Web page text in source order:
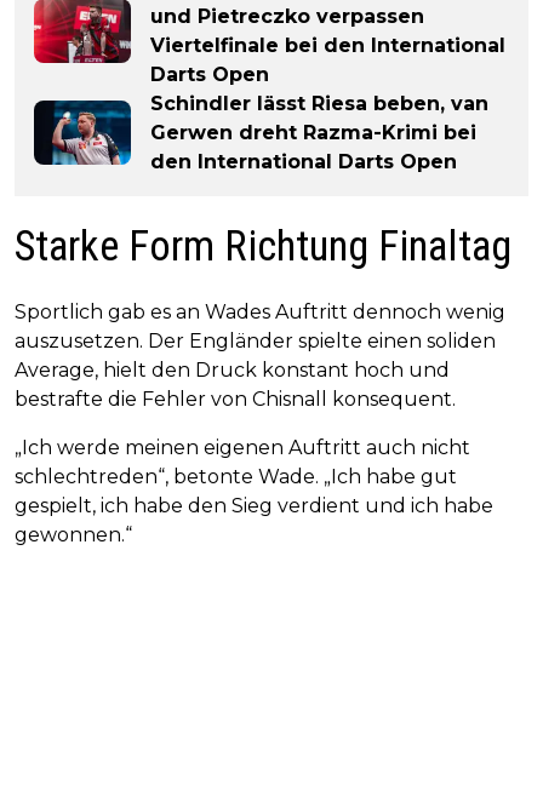
und Pietreczko verpassen
Viertelfinale bei den International
Darts Open
Schindler lässt Riesa beben, van
Gerwen dreht Razma-Krimi bei
den International Darts Open
Starke Form Richtung Finaltag
Sportlich gab es an Wades Auftritt dennoch wenig
auszusetzen. Der Engländer spielte einen soliden
Average, hielt den Druck konstant hoch und
bestrafte die Fehler von Chisnall konsequent.
„Ich werde meinen eigenen Auftritt auch nicht
schlechtreden“, betonte Wade. „Ich habe gut
gespielt, ich habe den Sieg verdient und ich habe
gewonnen.“